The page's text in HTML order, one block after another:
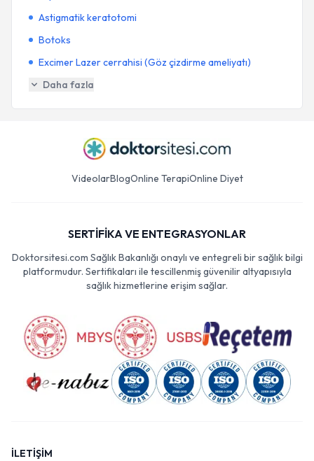
Astigmatik keratotomi
Botoks
Excimer Lazer cerrahisi (Göz çizdirme ameliyatı)
Daha fazla
VideolarBlogOnline TerapiOnline Diyet
SERTİFİKA VE ENTEGRASYONLAR
Doktorsitesi.com Sağlık Bakanlığı onaylı ve entegreli bir sağlık bilgi
platformudur. Sertifikaları ile tescillenmiş güvenilir altyapısıyla
sağlık hizmetlerine erişim sağlar.
İLETİŞİM